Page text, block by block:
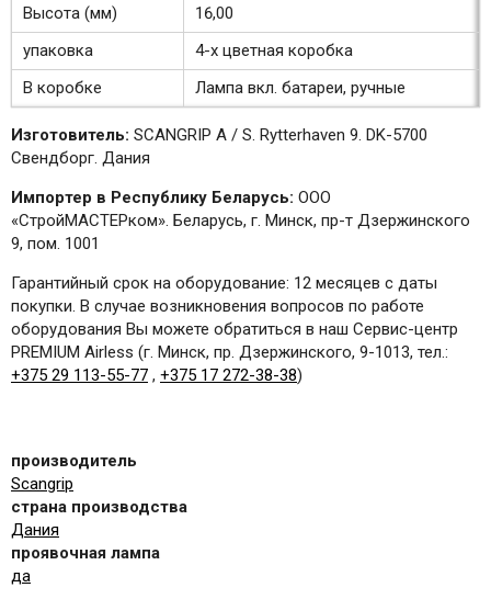
Высота (мм)
16,00
упаковка
4-х цветная коробка
В коробке
Лампа вкл. батареи, ручные
Изготовитель: SCANGRIP A / S. Rytterhaven 9. DK-5700
Свендборг. Дания
Импортер в Республику Беларусь: ООО
«СтройМАСТЕРком». Беларусь, г. Минск, пр-т Дзержинского
9, пом. 1001
Гарантийный срок на оборудование: 12 месяцев с даты
покупки. В случае возникновения вопросов по работе
оборудования Вы можете обратиться в наш Сервис-центр
PREMIUM Airless (г. Минск, пр. Дзержинского, 9-1013, тел.:
+375 29 113-55-77 , +375 17 272-38-38)
производитель
Scangrip
страна производства
Дания
проявочная лампа
да